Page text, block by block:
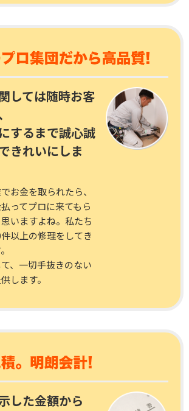
しては随時お客
するまで誠心誠
きれいにしま
お金を取られたら、
払ってプロに来てもら
いますよね。私たち
以上の修理をしてき
、一切手抜きのない
します。
した金額から